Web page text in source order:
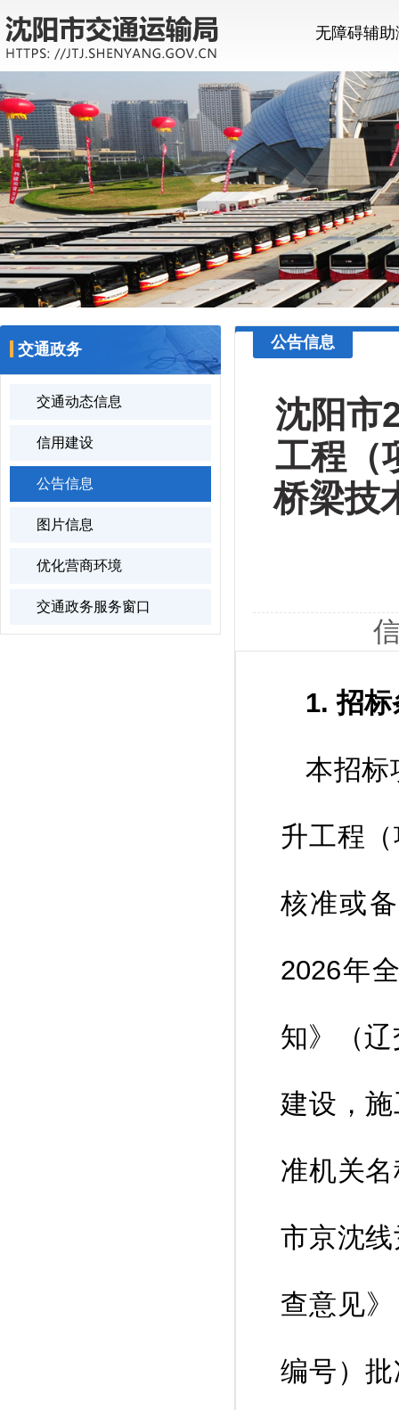
无障碍辅
交通政务
交通动态信息
信用建设
公告信息
图片信息
优化营商环境
交通政务服务窗口
公告信息
沈阳市
工程（
桥梁技
1. 招标
本招标
升工程
核准或
2026年
知》（
建设，
准机关
市京沈
查意见
编号）